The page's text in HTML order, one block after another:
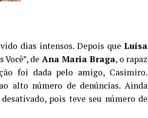
dias intensos. Depois que Luísa
de Ana Maria Braga, o rapaz
foi dada pelo amigo, Casimiro.
alto número de denúncias. Ainda
pois teve seu número de